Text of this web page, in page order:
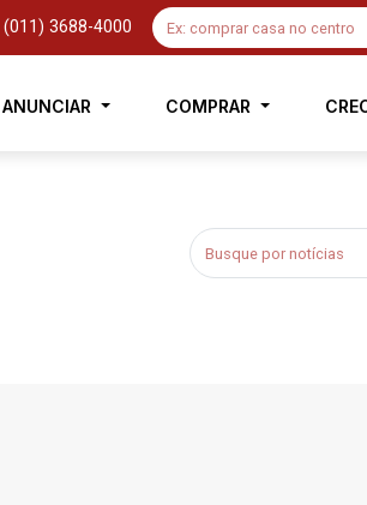
(011) 3688-4000
ANUNCIAR COMPRAR